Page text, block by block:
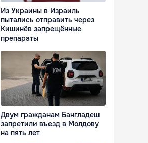
Из Украины в Израиль
пытались отправить через
Кишинёв запрещённые
препараты
Двум гражданам Бангладеш
запретили въезд в Молдову
на пять лет